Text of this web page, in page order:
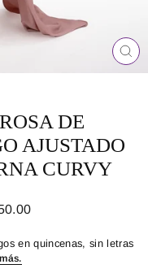
DE
AJUSTADO
CURVY